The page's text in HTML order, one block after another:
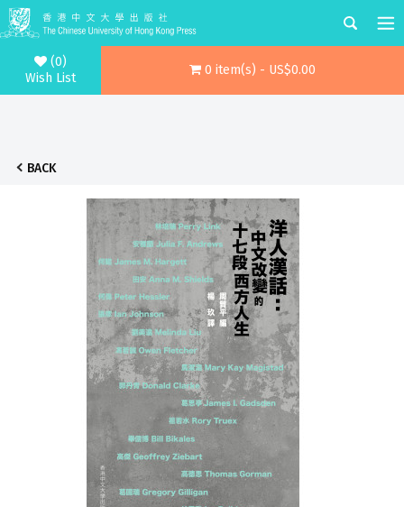
(0)
Wish List
0 item(s) - US$0.00
BACK